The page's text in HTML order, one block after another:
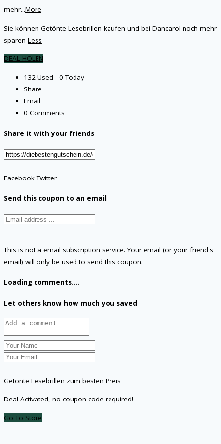
mehr...More
Sie können Getönte Lesebrillen kaufen und bei Dancarol noch mehr
sparen Less
DEAL HOLEN
132 Used - 0 Today
Share
Email
0 Comments
Share it with your friends
FacebookTwitter
Send this coupon to an email
This is not a email subscription service. Your email (or your friend's
email) will only be used to send this coupon.
Loading comments....
Let others know how much you saved
Getönte Lesebrillen zum besten Preis
Deal Activated, no coupon code required!
Go To Store